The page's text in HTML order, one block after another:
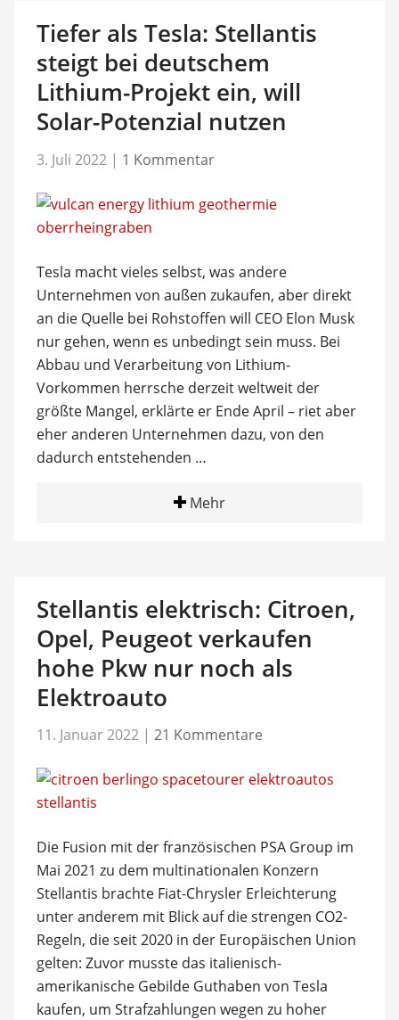
Tiefer als Tesla: Stellantis
steigt bei deutschem
Lithium-Projekt ein, will
Solar-Potenzial nutzen
3. Juli 2022 | 1 Kommentar
Tesla macht vieles selbst, was andere
Unternehmen von außen zukaufen, aber direkt
an die Quelle bei Rohstoffen will CEO Elon Musk
nur gehen, wenn es unbedingt sein muss. Bei
Abbau und Verarbeitung von Lithium-
Vorkommen herrsche derzeit weltweit der
größte Mangel, erklärte er Ende April – riet aber
eher anderen Unternehmen dazu, von den
dadurch entstehenden …
Mehr
Stellantis elektrisch: Citroen,
Opel, Peugeot verkaufen
hohe Pkw nur noch als
Elektroauto
11. Januar 2022 | 21 Kommentare
Die Fusion mit der französischen PSA Group im
Mai 2021 zu dem multinationalen Konzern
Stellantis brachte Fiat-Chrysler Erleichterung
unter anderem mit Blick auf die strengen CO2-
Regeln, die seit 2020 in der Europäischen Union
gelten: Zuvor musste das italienisch-
amerikanische Gebilde Guthaben von Tesla
kaufen, um Strafzahlungen wegen zu hoher